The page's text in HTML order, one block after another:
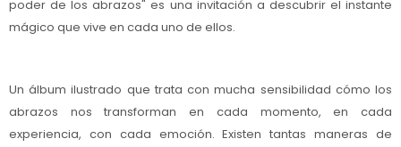
poder de los abrazos" es una invitación a descubrir el instante
mágico que vive en cada uno de ellos.
Un álbum ilustrado que trata con mucha sensibilidad cómo los
abrazos nos transforman en cada momento, en cada
experiencia, con cada emoción. Existen tantas maneras de